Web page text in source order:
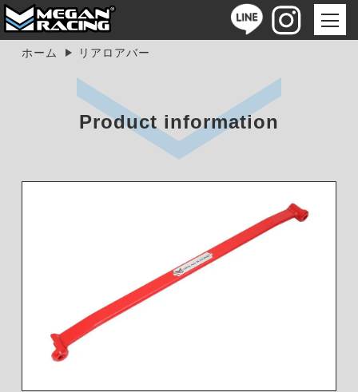
ホーム リアロアバー
Product information